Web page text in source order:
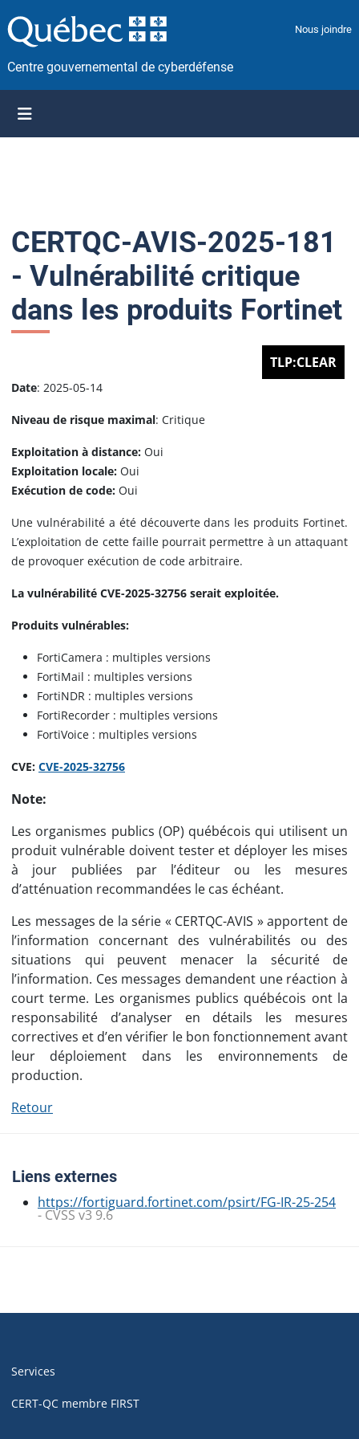
a
s
e
u
Nous joindre
Centre gouvernemental de cyberdéfense
CERTQC-AVIS-2025-181
- Vulnérabilité critique
dans les produits Fortinet
TLP:CLEAR
Date: 2025-05-14
Niveau de risque maximal: Critique
Exploitation à distance: Oui
Exploitation locale: Oui
Exécution de code: Oui
Une vulnérabilité a été découverte dans les produits Fortinet.
L’exploitation de cette faille pourrait permettre à un attaquant
de provoquer exécution de code arbitraire.
La vulnérabilité CVE-2025-32756 serait exploitée.
Produits vulnérables:
FortiCamera : multiples versions
FortiMail : multiples versions
FortiNDR : multiples versions
FortiRecorder : multiples versions
FortiVoice : multiples versions
CVE: CVE-2025-32756
Note:
Les organismes publics (OP) québécois qui utilisent un
produit vulnérable doivent tester et déployer les mises
à jour publiées par l’éditeur ou les mesures
d’atténuation recommandées le cas échéant.
Les messages de la série « CERTQC-AVIS » apportent de
l’information concernant des vulnérabilités ou des
situations qui peuvent menacer la sécurité de
l’information. Ces messages demandent une réaction à
court terme. Les organismes publics québécois ont la
responsabilité d’analyser en détails les mesures
correctives et d’en vérifier le bon fonctionnement avant
leur déploiement dans les environnements de
production.
Retour
Liens externes
https://fortiguard.fortinet.com/psirt/FG-IR-25-254
- CVSS v3 9.6
de
pied
de
Services
CERT-QC membre FIRST